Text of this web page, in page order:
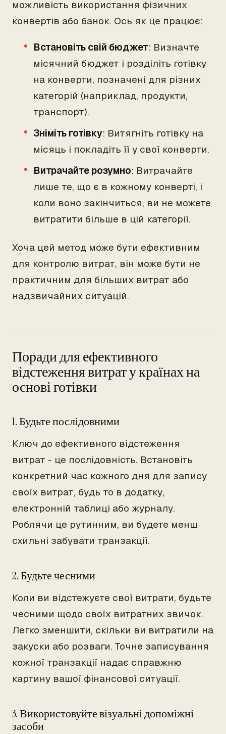
можливість використання фізичних
конвертів або банок. Ось як це працює:
Встановіть свій бюджет: Визначте
місячний бюджет і розділіть готівку
на конверти, позначені для різних
категорій (наприклад, продукти,
транспорт).
Зніміть готівку: Витягніть готівку на
місяць і покладіть її у свої конверти.
Витрачайте розумно: Витрачайте
лише те, що є в кожному конверті, і
коли воно закінчиться, ви не можете
витратити більше в цій категорії.
Хоча цей метод може бути ефективним
для контролю витрат, він може бути не
практичним для більших витрат або
надзвичайних ситуацій.
Поради для ефективного
відстеження витрат у країнах на
основі готівки
1. Будьте послідовними
Ключ до ефективного відстеження
витрат - це послідовність. Встановіть
конкретний час кожного дня для запису
своїх витрат, будь то в додатку,
електронній таблиці або журналу.
Роблячи це рутинним, ви будете менш
схильні забувати транзакції.
2. Будьте чесними
Коли ви відстежуєте свої витрати, будьте
чесними щодо своїх витратних звичок.
Легко зменшити, скільки ви витратили на
закуски або розваги. Точне записування
кожної транзакції надає справжню
картину вашої фінансової ситуації.
3. Використовуйте візуальні допоміжні
засоби